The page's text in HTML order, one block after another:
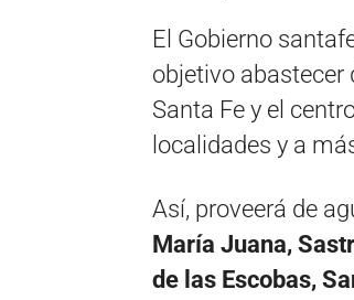
El Gobierno
objetivo abastecer
Santa Fe y el
localidades y a
Así, proveerá de
María Juana,
de las Escobas,